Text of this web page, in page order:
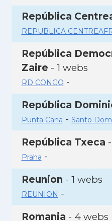
República
REPUBLICA
República
Zaire - 1 webs
RD CONGO -
República
Punta Cana - Santo
República Txeca
Praha -
Reunion - 1 webs
REUNION -
Romania - 4 webs